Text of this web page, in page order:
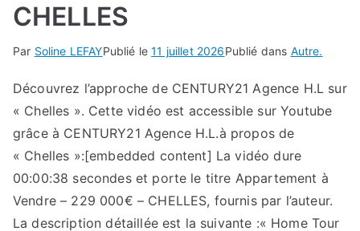
CHELLES
Par Soline LEFAYPublié le11 juillet 2026Publié dans Autre.
Découvrez l’approche de CENTURY21 Agence H.L sur
« Chelles ». Cette vidéo est accessible sur Youtube
grâce à CENTURY21 Agence H.L.à propos de
« Chelles »:[embedded content] La vidéo dure
00:00:38 secondes et porte le titre Appartement à
Vendre – 229 000€ – CHELLES, fournis par l’auteur.
La description détaillée est la suivante :« Home Tour